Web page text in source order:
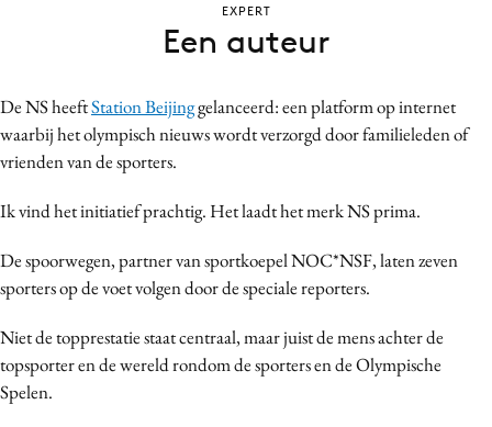
Contentmarketing
Craft
Data & Insights
Design
Digital transformation
Effectiviteit
Gedragsverandering
De NS heeftStation Beijinggelanceerd: een platform op internet
waarbij het olympisch nieuws wordt verzorgd door familieleden of
vrienden van de sporters.
Ik vind het initiatief prachtig. Het laadt het merk NS prima.
De spoorwegen, partner van sportkoepel NOC*NSF, laten zeven
sporters op de voet volgen door de speciale reporters.
Niet de topprestatie staat centraal, maar juist de mens achter de
topsporter en de wereld rondom de sporters en de Olympische
Spelen.
EXPERT
Een auteur